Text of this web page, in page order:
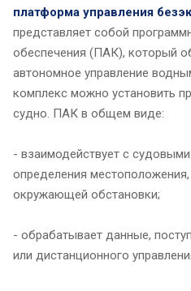
платформа управления
представляет собой
обеспечения (ПАК), который
автономное управление
комплекс можно установить
судно. ПАК в общем виде:
- взаимодействует с
определения местоположения,
окружающей обстановки;
- обрабатывает данные,
или дистанционного